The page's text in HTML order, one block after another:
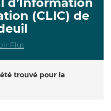
(CLIC) de
Plus
trouvé pour la